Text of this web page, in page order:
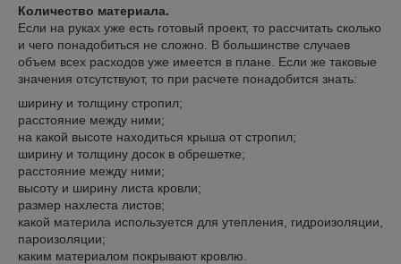
Количество материала.
Если на руках уже есть готовый проект, то рассчитать сколько
и чего понадобиться не сложно. В большинстве случаев
объем всех расходов уже имеется в плане. Если же таковые
значения отсутствуют, то при расчете понадобится знать:
ширину и толщину стропил;
расстояние между ними;
на какой высоте находиться крыша от стропил;
ширину и толщину досок в обрешетке;
расстояние между ними;
высоту и ширину листа кровли;
размер нахлеста листов;
какой материла используется для утепления, гидроизоляции,
пароизоляции;
каким материалом покрывают кровлю.